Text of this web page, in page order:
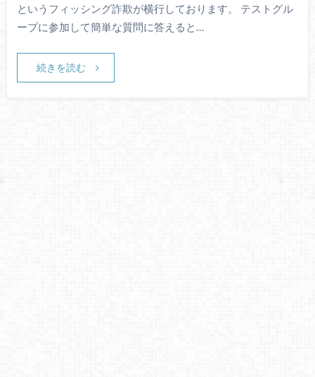
というフィッシング詐欺が横行しております。 テストグル
ープに参加して簡単な質問に答えると…
続きを読む